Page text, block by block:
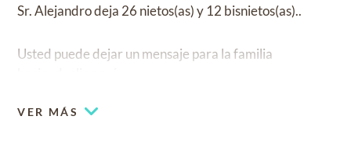
Sr. Alejandro deja 26 nietos(as) y 12 bisnietos(as)..
Usted puede dejar un mensaje para la familia
VER MÁS